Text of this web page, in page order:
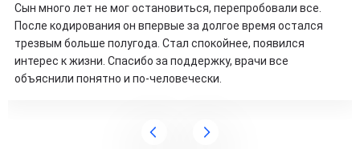
Сын много лет не мог остановиться, перепробовали все.
После кодирования он впервые за долгое время остался
трезвым больше полугода. Стал спокойнее, появился
интерес к жизни. Спасибо за поддержку, врачи все
объяснили понятно и по-человечески.